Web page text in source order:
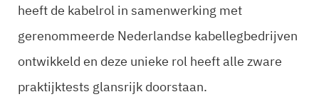
heeft de kabelrol in samenwerking met
gerenommeerde Nederlandse kabellegbedrijven
ontwikkeld en deze unieke rol heeft alle zware
praktijktests glansrijk doorstaan.